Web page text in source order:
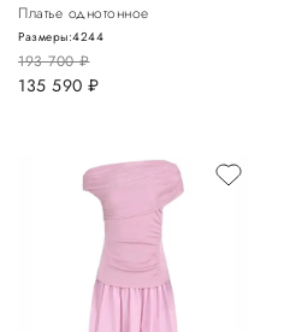
Платье однотонное
193 700руб.
135 590 руб.
Размеры:4244